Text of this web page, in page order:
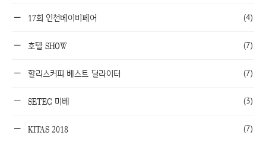
17회 인천베이비페어 (4)
호텔 SHOW (7)
할리스커피 베스트 딜라이터 (7)
SETEC 미베 (3)
KITAS 2018 (7)